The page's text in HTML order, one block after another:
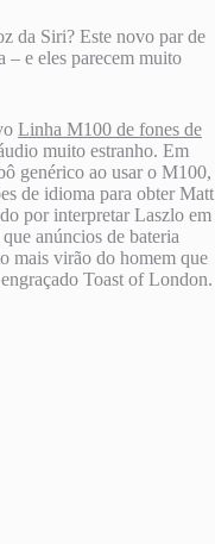
da Siri? Este novo par de
– e eles parecem muito
Linha M100 de fones de
muito estranho. Em
genérico ao usar o M100,
de idioma para obter Matt
por interpretar Laszlo em
anúncios de bateria
mais virão do homem que
Toast of London.